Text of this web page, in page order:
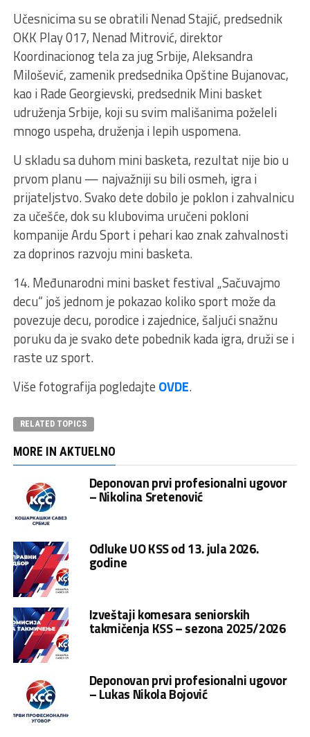
Učesnicima su se obratili Nenad Stajić, predsednik
OKK Play 017, Nenad Mitrović, direktor
Koordinacionog tela za jug Srbije, Aleksandra
Milošević, zamenik predsednika Opštine Bujanovac,
kao i Rade Georgievski, predsednik Mini basket
udruženja Srbije, koji su svim mališanima poželeli
mnogo uspeha, druženja i lepih uspomena.
U skladu sa duhom mini basketa, rezultat nije bio u
prvom planu — najvažniji su bili osmeh, igra i
prijateljstvo. Svako dete dobilo je poklon i zahvalnicu
za učešće, dok su klubovima uručeni pokloni
kompanije Ardu Sport i pehari kao znak zahvalnosti
za doprinos razvoju mini basketa.
14. Međunarodni mini basket festival „Sačuvajmo
decu“ još jednom je pokazao koliko sport može da
povezuje decu, porodice i zajednice, šaljući snažnu
poruku da je svako dete pobednik kada igra, druži se i
raste uz sport.
Više fotografija pogledajte OVDE.
RELATED TOPICS
MORE IN AKTUELNO
Deponovan prvi profesionalni ugovor
– Nikolina Sretenović
Odluke UO KSS od 13. jula 2026.
godine
Izveštaji komesara seniorskih
takmičenja KSS – sezona 2025/2026
Deponovan prvi profesionalni ugovor
– Lukas Nikola Bojović